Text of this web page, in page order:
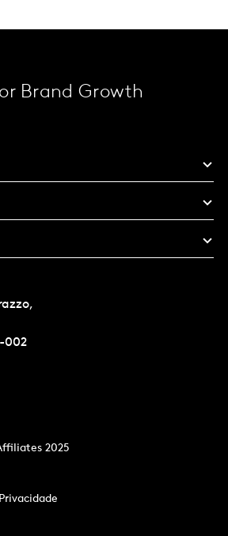
Brand Growth
002
2025